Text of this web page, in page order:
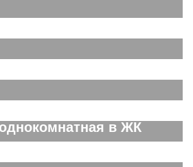
Спутник Сити
ЖК Спутник Сити
ЖК Спутник Сити
в ЖК